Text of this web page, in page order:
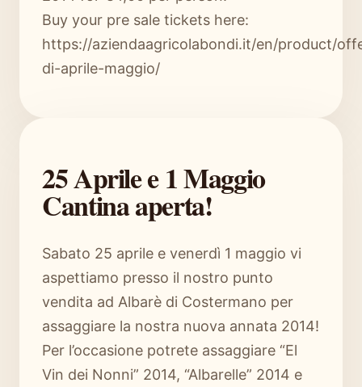
Buy your pre sale tickets here:
https://aziendaagricolabondi.it/en/product/
di-aprile-maggio/
25 Aprile e 1 Maggio
Cantina aperta!
Sabato 25 aprile e venerdì 1 maggio vi
aspettiamo presso il nostro punto
vendita ad Albarè di Costermano per
assaggiare la nostra nuova annata 2014!
Per l’occasione potrete assaggiare “El
Vin dei Nonni” 2014, “Albarelle” 2014 e